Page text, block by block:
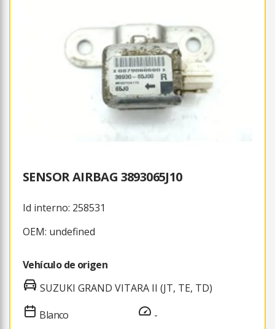
SENSOR AIRBAG 3893065J10
Id interno: 258531
OEM: undefined
Vehículo de origen
SUZUKI GRAND VITARA II (JT, TE, TD)
Blanco
-